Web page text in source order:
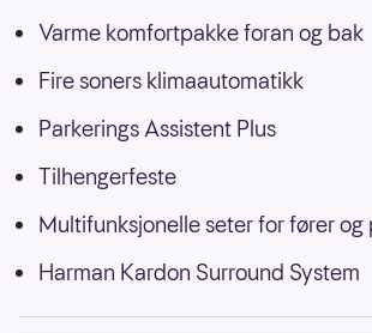
Varme komfortpakke foran og bak
Fire soners klimaautomatikk
Parkerings Assistent Plus
Tilhengerfeste
Multifunksjonelle seter for fører og
Harman Kardon Surround System